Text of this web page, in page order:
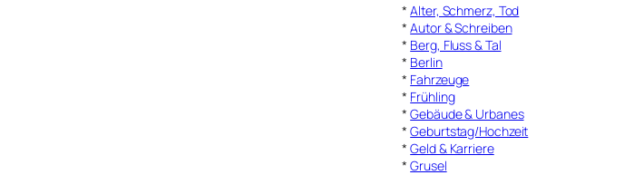
*Alter, Schmerz, Tod
*Autor & Schreiben
* Berg, Fluss & Tal
* Berlin
* Fahrzeuge
* Frühling
*Gebäude & Urbanes
*Geburtstag/Hochzeit
*Geld & Karriere
*Grusel